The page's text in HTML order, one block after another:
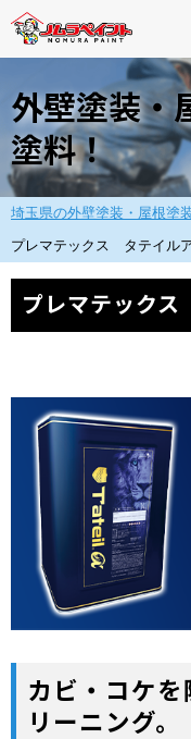
main
content
外壁塗装・
塗料！
埼玉県の外壁塗装・屋根塗
プレマテックス タテイル
プレマテック
カビ・コケ
リーニング。